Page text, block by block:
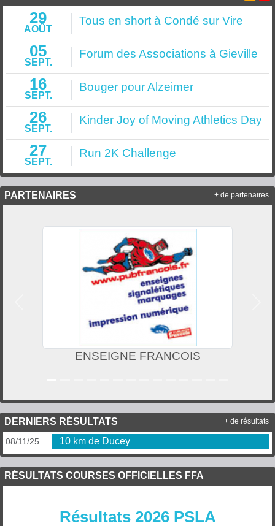
29
AOÛT
Tous en short à Condé sur Vire
05
SEPT.
Forum des Associations à Gieville
16
SEPT.
Bouger pour Alzeimer
26
SEPT.
Kinder Joy of Moving Athletics Day
27
SEPT.
Run 2K Challenge
PARTENAIRES
ENSEIGNE FRANCOIS
+ de partenaires
DERNIERS RÉSULTATS
08/11/25 10 km de Ducey
+ de résultats
RÉSULTATS COURSES OFFICIELLES FFA
Résultats 2026 PSLA